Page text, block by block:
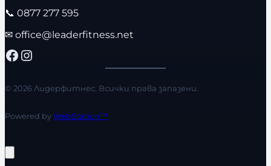
📞 0877 277 595
✉ office@leaderfitness.net
Facebook Instagram
© 2026 Лидерфитнес. Всички права запазени.
Powered byWebStation™